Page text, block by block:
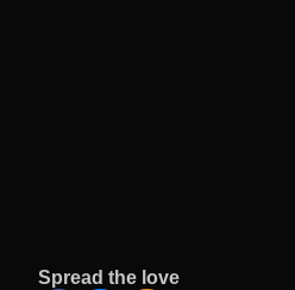
Spread the love